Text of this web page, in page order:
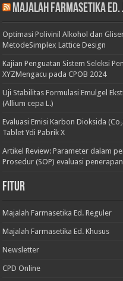
Majalah Farmasetika
Optimasi Polivinil Alkohol dan
MetodeSimplex Lattice Design
Kajian Penguatan Sistem Seleksi
XYZMengacu pada CPOB 2024
Uji Stabilitas Formulasi Emulgel
(Allium cepa L.)
Evaluasi Emisi Karbon Dioksida
Tablet Ydi Pabrik X
Artikel Review: Parameter dalam
Prosedur (SOP) evaluasi
Fitur
Majalah Farmasetika Ed. Reguler
Majalah Farmasetika Ed. Khusus
Newsletter
CPD Online